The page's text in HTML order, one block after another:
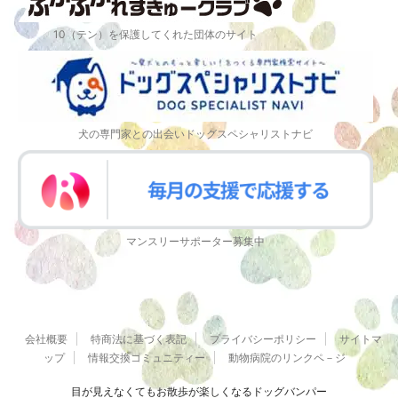
10（テン）を保護してくれた団体のサイト
犬の専門家との出会いドッグスペシャリストナビ
マンスリーサポーター募集中
会社概要 特商法に基づく表記 プライバシーポリシー
サイトマ
ップ
情報交換コミュニティー 動物病院のリンクペ－ジ
目が見えなくてもお散歩が楽しくなるドッグバンパー